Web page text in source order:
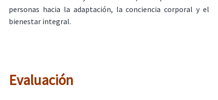
personas hacia la adaptación, la conciencia corporal y el
bienestar integral.
Evaluación